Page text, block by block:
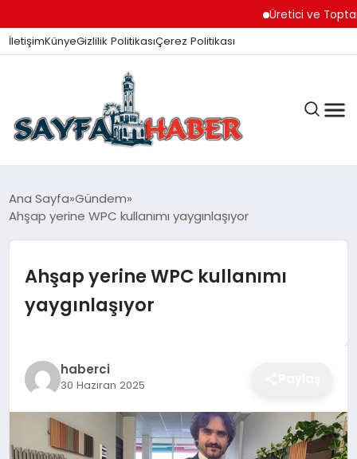
Üretici ve Toptancılar
İletişimKünyeGizlilik PolitikasıÇerez Politikası
ANA SAYFA
İZMIR HABERLERI
EĞITIM
EKONOMI
Ana Sayfa Gündem
Ahşap yerine WPC kullanımı yaygınlaşıyor
Ahşap yerine WPC kullanımı
yaygınlaşıyor
haberci
30 Haziran 2025